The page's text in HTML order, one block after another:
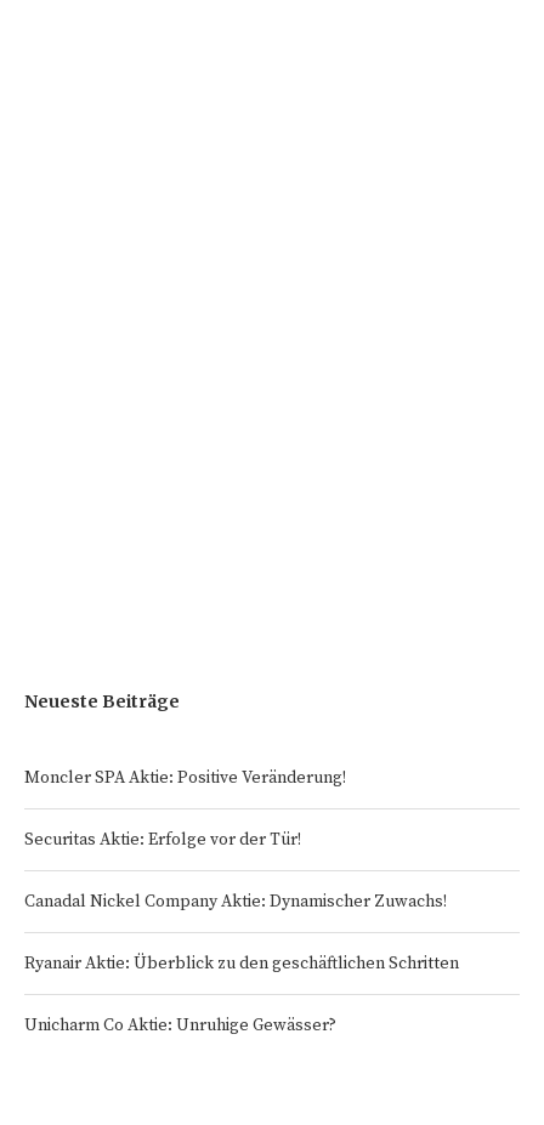
Neueste Beiträge
Moncler SPA Aktie: Positive Veränderung!
Securitas Aktie: Erfolge vor der Tür!
Canadal Nickel Company Aktie: Dynamischer Zuwachs!
Ryanair Aktie: Überblick zu den geschäftlichen Schritten
Unicharm Co Aktie: Unruhige Gewässer?